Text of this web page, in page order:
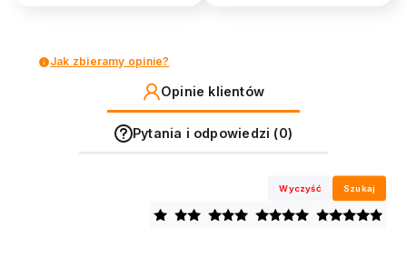
Jak zbieramy opinie?
Opinie klientów
Pytania i odpowiedzi (0)
Wyczyść Szukaj